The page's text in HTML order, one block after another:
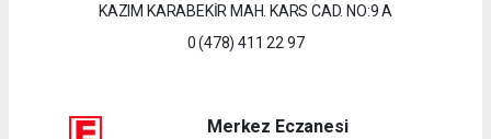
KAZIM KARABEKİR MAH. KARS CAD. NO:9 A
0 (478) 411 22 97
Merkez Eczanesi